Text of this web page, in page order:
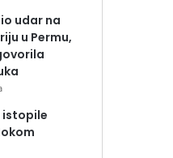
udar na
u Permu,
istopile